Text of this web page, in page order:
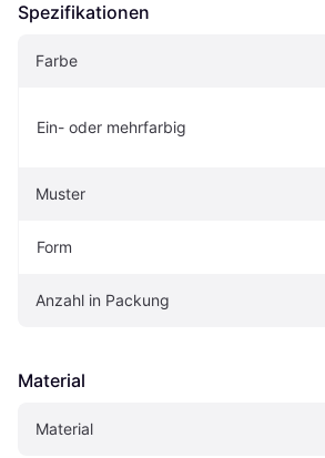
Spezifikationen
Farbe
Ein- oder mehrfarbig
Muster
Form
Anzahl in Packung
Material
Material